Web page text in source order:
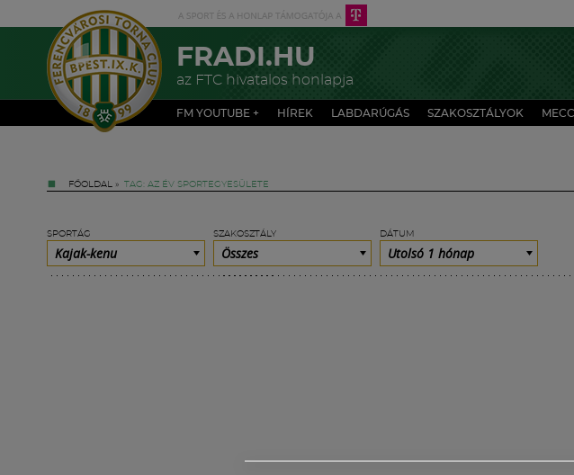
FRADI.HU
az FTC hivatalos honlapja
FM YOUTUBE + HÍREK LABDARÚGÁS SZAKOSZTÁLYOK
FŐOLDAL » TAG: AZ ÉV SPORTEGYESÜLETE
SPORTÁG
Kajak-kenu
SZAKOSZTÁLY
Összes
DÁTUM
Utolsó 1 hónap